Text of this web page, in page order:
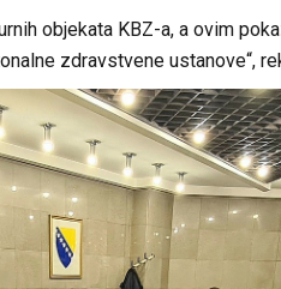
objekata KBZ-a, a ovim
zdravstvene ustanove“,